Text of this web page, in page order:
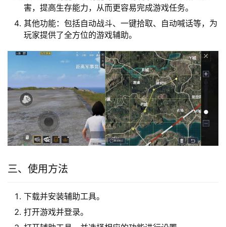
害，提高生存能力，从而更容易完成游戏任务。
其他功能：包括自动战斗、一键拾取、自动喊话等，为
玩家提供了全方位的游戏辅助。
三、使用方法
下载并安装辅助工具。
打开游戏并登录。